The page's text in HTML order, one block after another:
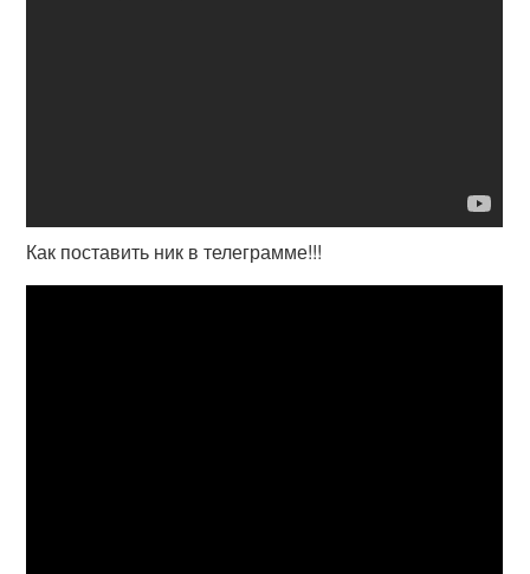
Как поставить ник в телеграмме!!!